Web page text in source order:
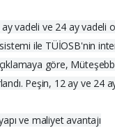
ay vadeli ve 24 ay
sistemi ile TÜİOSB'nin
göre,
Peşin, 12 ay ve 24
ve maliyet avantajı